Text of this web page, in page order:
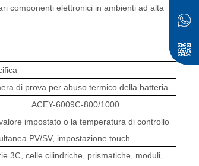
componenti elettronici in ambienti ad alta
di prova per abuso termico della batteria
ACEY-6009C-800/1000
impostato o la temperatura di controllo
PV/SV, impostazione touch.
3C, celle cilindriche, prismatiche, moduli,